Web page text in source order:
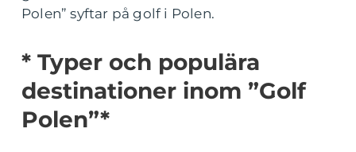
Polen” syftar på golf i Polen.
* Typer och populära
destinationer inom ”Golf
Polen”*